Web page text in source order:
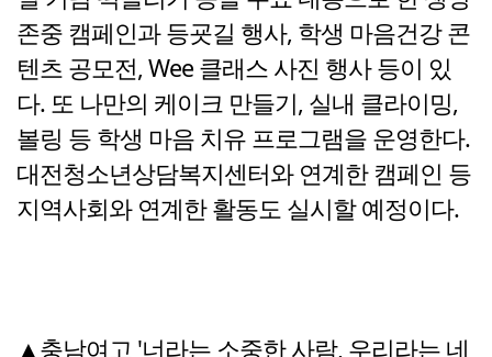
존중 캠페인과 등굣길 행사, 학생 마음건강 콘
텐츠 공모전, Wee 클래스 사진 행사 등이 있
다. 또 나만의 케이크 만들기, 실내 클라이밍,
볼링 등 학생 마음 치유 프로그램을 운영한다.
대전청소년상담복지센터와 연계한 캠페인 등
지역사회와 연계한 활동도 실시할 예정이다.
▲충남여고 '너라는 소중한 사람, 우리라는 네